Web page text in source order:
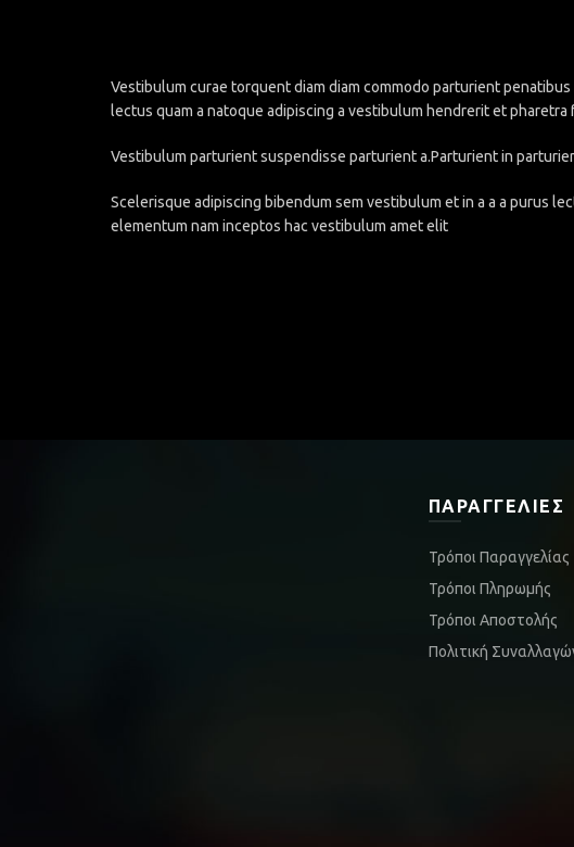
Vestibulum curae torquent diam diam commodo parturient
lectus quam a natoque adipiscing a vestibulum hendrerit et pharetra
Vestibulum parturient suspendisse parturient a.Parturient in
Scelerisque adipiscing bibendum sem vestibulum et in a a a purus
elementum nam inceptos hac vestibulum amet elit
ΠΑΡΑΓΓΕΛΊΕΣ
Τρόποι Παραγγελίας
Τρόποι Πληρωμής
Τρόποι Αποστολής
Πολιτική